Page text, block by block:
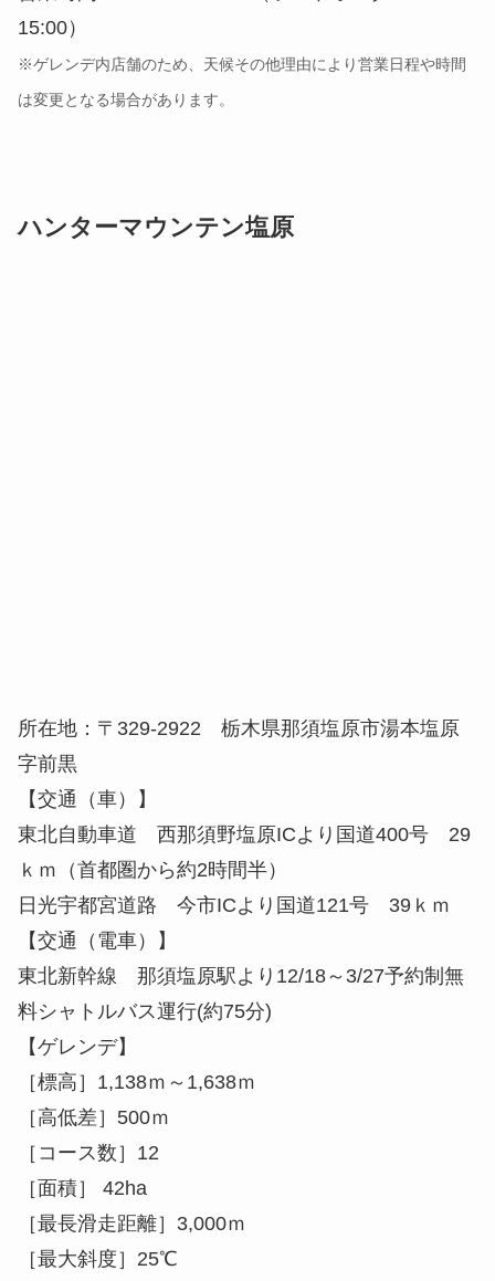
ハンターマウンテン塩原
ｋｍ（首都圏から約2時間半）
日光宇都宮道路 今市ICより国道121号 39ｋｍ
【交通（電車）】
東北新幹線 那須塩原駅より12/18～3/27予約制無
料シャトルバス運行(約75分)
【ゲレンデ】
［標高］1,138ｍ～1,638ｍ
［高低差］500ｍ
［コース数］12
［面積］ 42ha
［最長滑走距離］3,000ｍ
［最大斜度］25℃
［平均斜度］15℃
［構成］初級30％ 中級40％ 上級30％
【リフト】
［ペア］3本